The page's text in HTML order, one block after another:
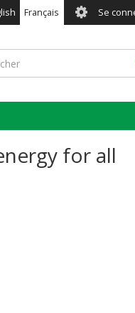
Français User
menu
Se
for all